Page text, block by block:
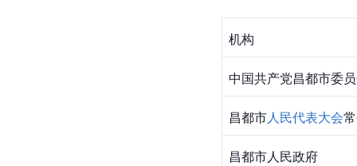
机构
中国共产党昌都市委
昌都市人民代表大会
昌都市人民政府